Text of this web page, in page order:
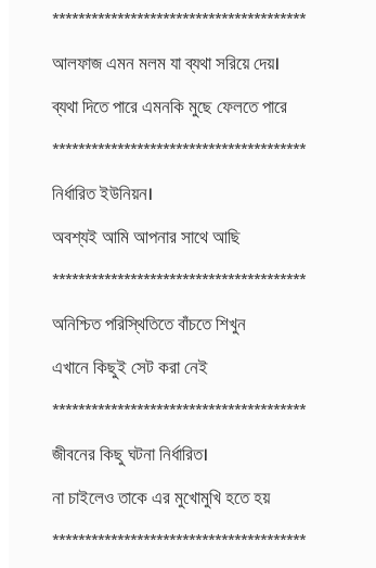
***************************************
আলফাজ এমন মলম যা ব্যথা সরিয়ে দেয়।
ব্যথা দিতে পারে এমনকি মুছে ফেলতে পারে
***************************************
নির্ধারিত ইউনিয়ন।
অবশ্যই আমি আপনার সাথে আছি
***************************************
অনিশ্চিত পরিস্থিতিতে বাঁচতে শিখুন
এখানে কিছুই সেট করা নেই
***************************************
জীবনের কিছু ঘটনা নির্ধারিত।
না চাইলেও তাকে এর মুখোমুখি হতে হয়
***************************************